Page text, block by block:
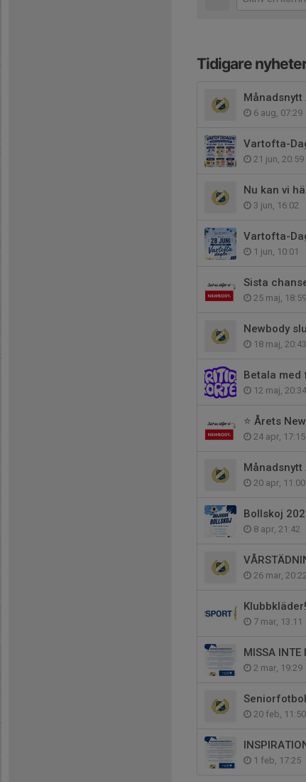
Tidigare
Månadsnytt
6 aug, 07:29
Vartofta-
21 jun, 20:59
Nu kan vi
3 jun, 16:02
Vartofta-
1 jun, 10:01
Sista
25 maj, 18:59
Newbody
18 maj, 20:43
Betala
12 maj, 20:34
⭐ Årets
24 apr, 17:15
20 apr, 11:00
Bollskoj
8 apr, 21:42
26 mar, 20:22
Klubbkläder!
7 mar, 13:11
MISSA INTE
2 mar, 19:29
20 feb, 11:50
1 feb, 17:25